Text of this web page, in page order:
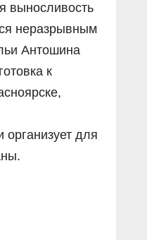
выносливость
неразрывным
Антошина
к
для